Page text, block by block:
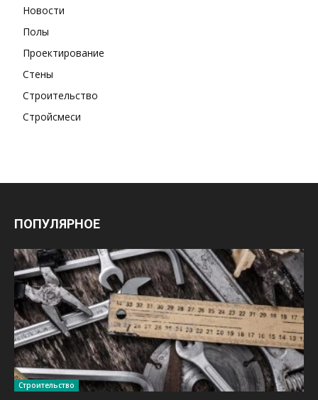
Новости
Полы
Проектирование
Стены
Строительство
Стройсмеси
ПОПУЛЯРНОЕ
Строительство